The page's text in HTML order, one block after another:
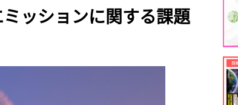
ッションに関する課題